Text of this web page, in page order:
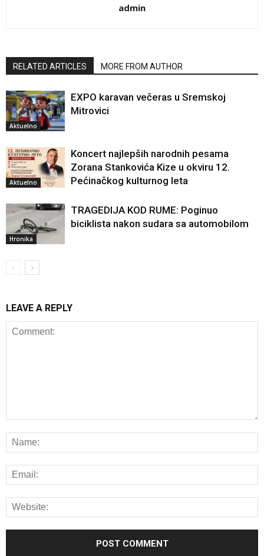
admin
RELATED ARTICLES MORE FROM AUTHOR
Aktuelno
EXPO karavan večeras u Sremskoj
Mitrovici
Aktuelno
Koncert najlepših narodnih pesama
Zorana Stankovića Kize u okviru 12.
Pećinačkog kulturnog leta
Hronika
TRAGEDIJA KOD RUME: Poginuo
biciklista nakon sudara sa automobilom
LEAVE A REPLY